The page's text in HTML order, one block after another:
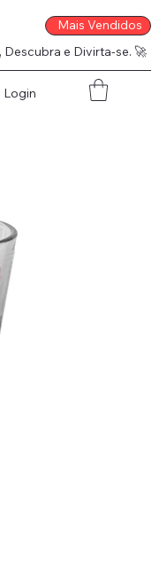
Descubra e Divirta-se. 🚀
Mais Vendidos
Login